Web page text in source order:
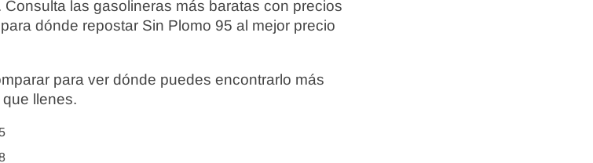
Consulta las gasolineras más baratas con precios
dónde repostar Sin Plomo 95 al mejor precio
para ver dónde puedes encontrarlo más
llenes.